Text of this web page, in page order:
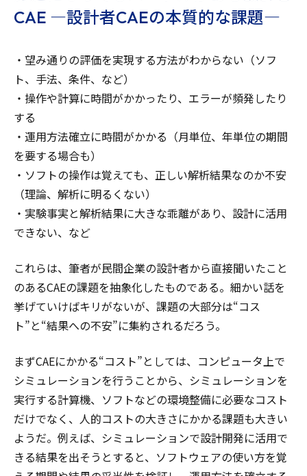
CAE ―設計者CAEの本質的な課題―
・望み通りの評価を実現する方法がわからない（ソフ
ト、手法、条件、など）
・操作や計算に時間がかかったり、エラーが頻発したり
する
・運用方法確立に時間がかかる（月単位、年単位の期間
を要する場合も）
・ソフトの操作は覚えても、正しい解析結果なのか不安
（理論、解析に明るくない）
・実験事実と解析結果に大きな乖離があり、設計に活用
できない、など
これらは、筆者が民間企業の設計者から直接聞いたこと
のあるCAEの課題を抽象化したものである。細かい話を
挙げていけばキリがないが、課題の大部分は“コス
ト”と“結果への不安”に集約されるだろう。
まずCAEにかかる“コスト”としては、コンピュータ上で
シミュレーションを行うことから、シミュレーションを
実行する計算機、ソフトなどの環境整備に必要なコスト
だけでなく、人的コストの大きさにかかる課題も大きい
ようだ。例えば、シミュレーションで設計開発に活用で
きる結果を出そうとすると、ソフトウェアの使い方を覚